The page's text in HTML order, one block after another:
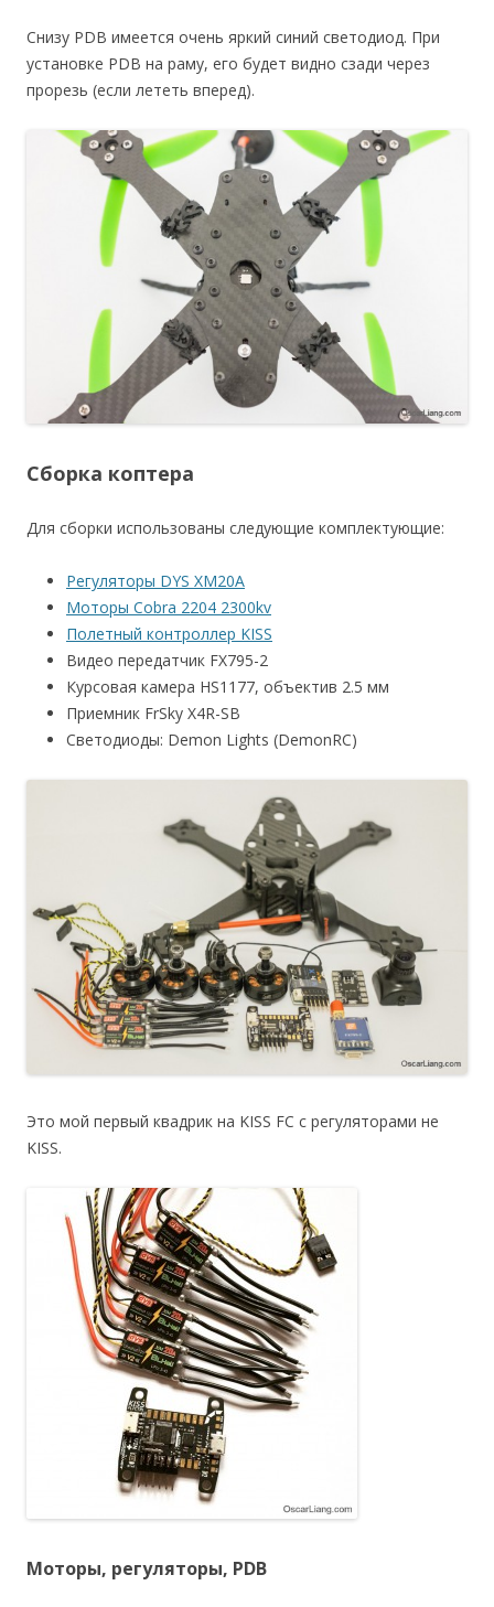
Снизу PDB имеется очень яркий синий светодиод. При
установке PDB на раму, его будет видно сзади через
прорезь (если лететь вперед).
Сборка коптера
Для сборки использованы следующие комплектующие:
Регуляторы DYS XM20A
Моторы Cobra 2204 2300kv
Полетный контроллер KISS
Видео передатчик FX795-2
Курсовая камера HS1177, объектив 2.5 мм
Приемник FrSky X4R-SB
Светодиоды: Demon Lights (DemonRC)
Это мой первый квадрик на KISS FC с регуляторами не
KISS.
Моторы, регуляторы, PDB